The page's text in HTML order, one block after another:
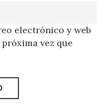
electrónico y web
vez que